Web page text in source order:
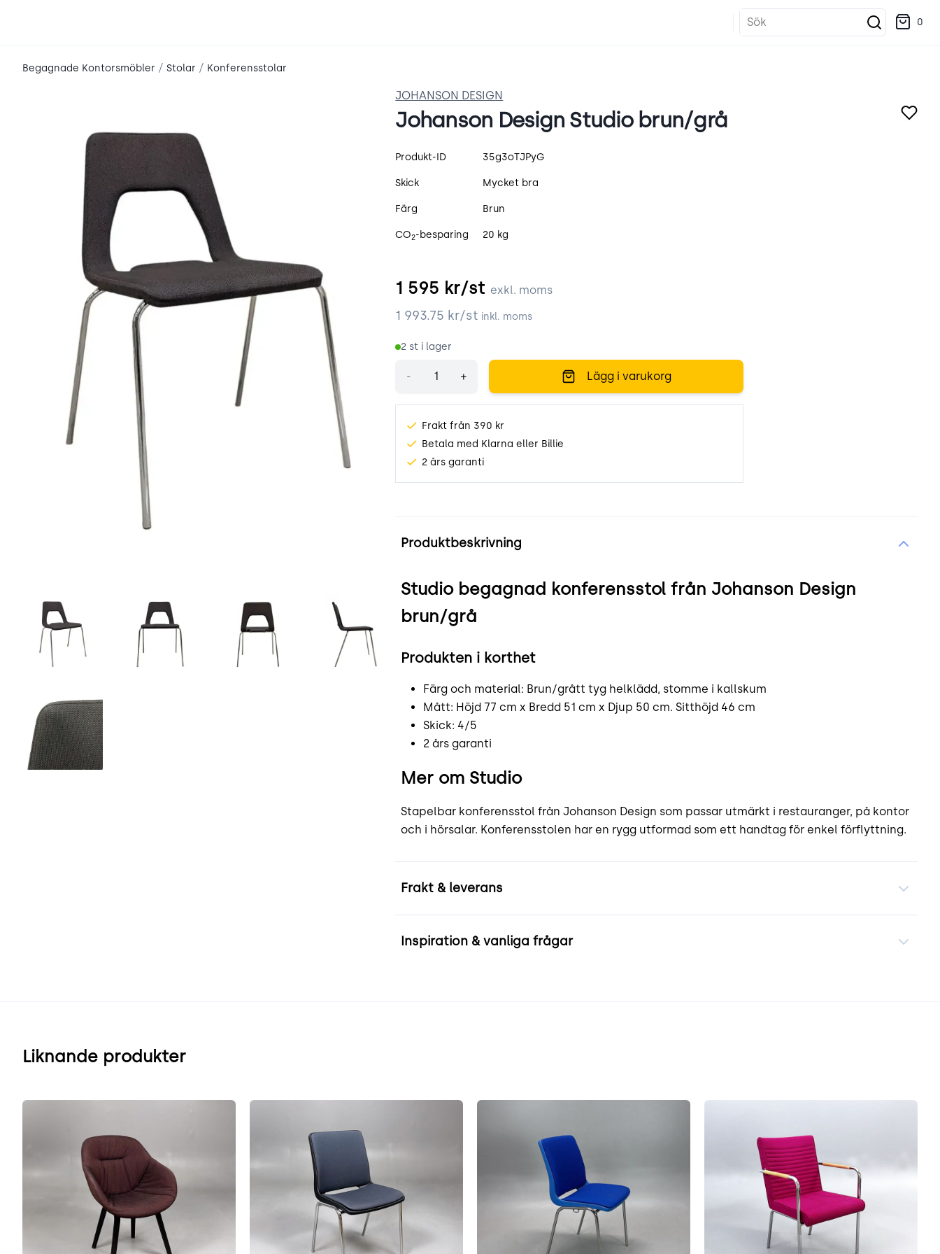
Sök 0
Begagnade Kontorsmöbler / Stolar / Konferensstolar
TRtpq4zU31A8.webpStudio.webp Studio-3.webp
Studio-4.webp
JOHANSON DESIGN
Johanson Design Studio brun/grå
Produktspecifikation
Produkt-ID 35g3oTJPyG
Skick Mycket bra
Färg Brun
CO2-besparing 20 kg
1 595 kr/st exkl. moms
1 993.75 kr/st inkl. moms
2 st i lager
- + Lägg i varukorg
Frakt från 390 kr
Betala med Klarna eller Billie
2 års garanti
Produktbeskrivning
Studio begagnad konferensstol från Johanson Design
brun/grå
Produkten i korthet
Färg och material: Brun/grått tyg helklädd, stomme i kallskum
Mått: Höjd 77 cm x Bredd 51 cm x Djup 50 cm. Sitthöjd 46 cm
Skick: 4/5
2 års garanti
Mer om Studio
Stapelbar konferensstol från Johanson Design som passar utmärkt i restauranger, på kontor
och i hörsalar. Konferensstolen har en rygg utformad som ett handtag för enkel förflyttning.
Frakt & leverans
Inspiration & vanliga frågar
Liknande produkter